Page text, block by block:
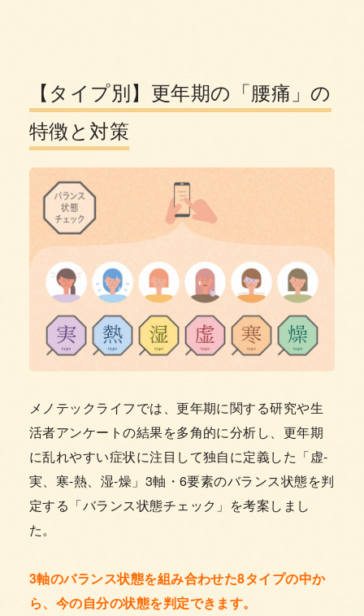
【タイプ別】更年期の「腰痛」の
特徴と対策
メノテックライフでは、更年期に関する研究や生
活者アンケートの結果を多角的に分析し、更年期
に乱れやすい症状に注目して独自に定義した「虚-
実、寒-熱、湿-燥」3軸・6要素のバランス状態を判
定する「バランス状態チェック」を考案しまし
た。
3軸のバランス状態を組み合わせた8タイプの中か
ら、今の自分の状態を判定できます。